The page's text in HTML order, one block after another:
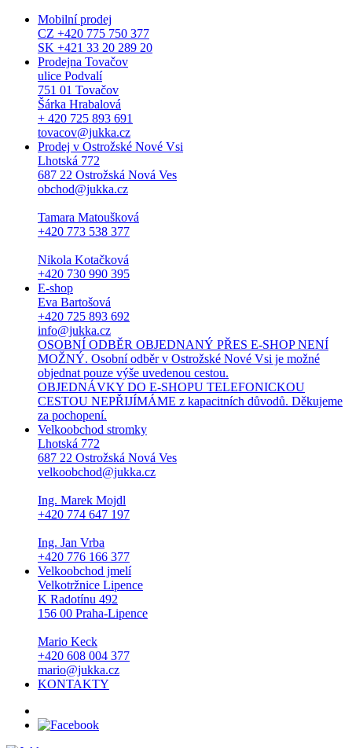
Mobilní prodej
CZ +420 775 750 377
SK +421 33 20 289 20
Prodejna Tovačov
ulice Podvalí
751 01 Tovačov
Šárka Hrabalová
+ 420 725 893 691
tovacov@jukka.cz
Prodej v Ostrožské Nové Vsi
Lhotská 772
687 22 Ostrožská Nová Ves
obchod@jukka.cz
Tamara Matoušková
+420 773 538 377
Nikola Kotačková
+420 730 990 395
E-shop
Eva Bartošová
+420 725 893 692
info@jukka.cz
OSOBNÍ ODBĚR OBJEDNANÝ PŘES E-SHOP NENÍ
MOŽNÝ. Osobní odběr v Ostrožské Nové Vsi je možné
objednat pouze výše uvedenou cestou.
OBJEDNÁVKY DO E-SHOPU TELEFONICKOU
CESTOU NEPŘIJÍMÁME z kapacitních důvodů. Děkujeme
za pochopení.
Velkoobchod stromky
Lhotská 772
687 22 Ostrožská Nová Ves
velkoobchod@jukka.cz
Ing. Marek Mojdl
+420 774 647 197
Ing. Jan Vrba
+420 776 166 377
Velkoobchod jmelí
Velkotržnice Lipence
K Radotínu 492
156 00 Praha-Lipence
Mario Keck
+420 608 004 377
mario@jukka.cz
KONTAKTY